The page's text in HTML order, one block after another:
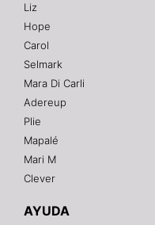
Liz
Hope
Carol
Selmark
Mara Di Carli
Adereup
Plie
Mapalé
Mari M
Clever
AYUDA
¡Hola! 👋
Gracias por visitarnos.
personalmente con tu
pagos.
Recuerda: 10% de
Contáctanos por el